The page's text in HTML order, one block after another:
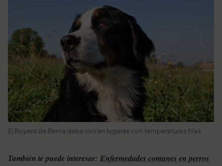
El Boyero de Berna debe vivir en lugares con temperaturas frías.
También te puede interesar: Enfermedades comunes en perros